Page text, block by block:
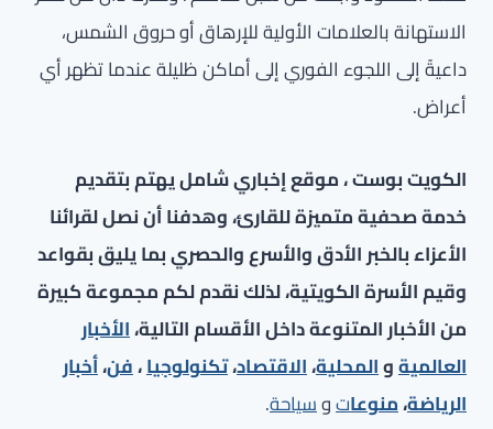
الاستهانة بالعلامات الأولية للإرهاق أو حروق الشمس،
داعيةً إلى اللجوء الفوري إلى أماكن ظليلة عندما تظهر أي
أعراض.
الكويت بوست ، موقع إخباري شامل يهتم بتقديم
خدمة صحفية متميزة للقارئ، وهدفنا أن نصل لقرائنا
الأعزاء بالخبر الأدق والأسرع والحصري بما يليق بقواعد
وقيم الأسرة الكويتية، لذلك نقدم لكم مجموعة كبيرة
من الأخبار المتنوعة داخل الأقسام التالية،الأخبار
العالميةوالمحلية،الاقتصاد،تكنولوجيا،فن،أخبار
الرياضة،منوعاتوسياحة.